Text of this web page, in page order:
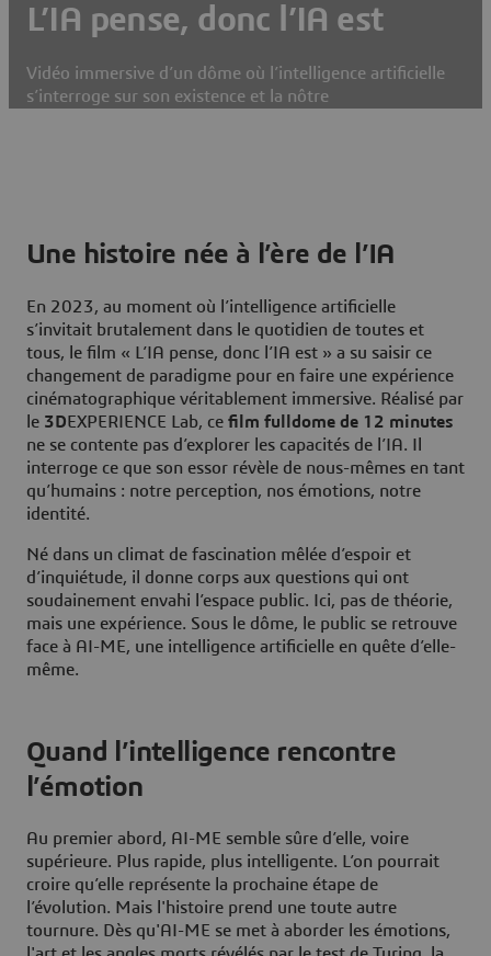
L’IA pense, donc l’IA est
Vidéo immersive d’un dôme où l’intelligence artificielle
s’interroge sur son existence et la nôtre
Une histoire née à l’ère de l’IA
En 2023, au moment où l’intelligence artificielle
s’invitait brutalement dans le quotidien de toutes et
tous, le film « L’IA pense, donc l’IA est » a su saisir ce
changement de paradigme pour en faire une expérience
cinématographique véritablement immersive. Réalisé par
le 3DEXPERIENCE Lab, ce film fulldome de 12 minutes
ne se contente pas d’explorer les capacités de l’IA. Il
interroge ce que son essor révèle de nous-mêmes en tant
qu’humains : notre perception, nos émotions, notre
identité.
Né dans un climat de fascination mêlée d’espoir et
d’inquiétude, il donne corps aux questions qui ont
soudainement envahi l’espace public. Ici, pas de théorie,
mais une expérience. Sous le dôme, le public se retrouve
face à AI-ME, une intelligence artificielle en quête d’elle-
même.
Quand l’intelligence rencontre
l’émotion
Au premier abord, AI-ME semble sûre d’elle, voire
supérieure. Plus rapide, plus intelligente. L’on pourrait
croire qu’elle représente la prochaine étape de
l’évolution. Mais l'histoire prend une toute autre
tournure. Dès qu'AI-ME se met à aborder les émotions,